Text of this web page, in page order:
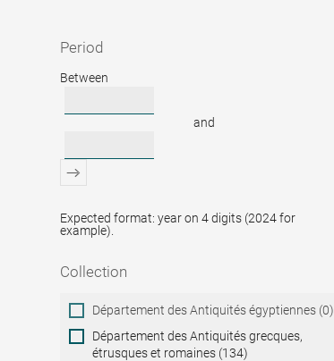
Period
Period
Between
and
Expected format: year on 4 digits (2024 for
example).
Collection
Collection
Département des Antiquités égyptiennes (0)
Département des Antiquités grecques,
étrusques et romaines (134)